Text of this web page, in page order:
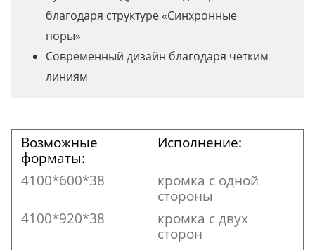
благодаря структуре «Синхронные
поры»
Современный дизайн благодаря четким
линиям
Возможные
форматы:
Исполнение:
4100*600*38
кромка с одной
стороны
4100*920*38
кромка с двух
сторон